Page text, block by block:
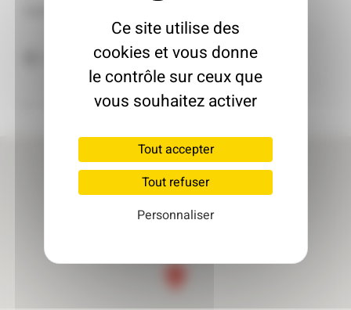
67110 Gundershoffen
Retour à l'annuaire
Ce site utilise des
cookies et vous donne
le contrôle sur ceux que
vous souhaitez activer
Tout accepter
Tout refuser
Personnaliser